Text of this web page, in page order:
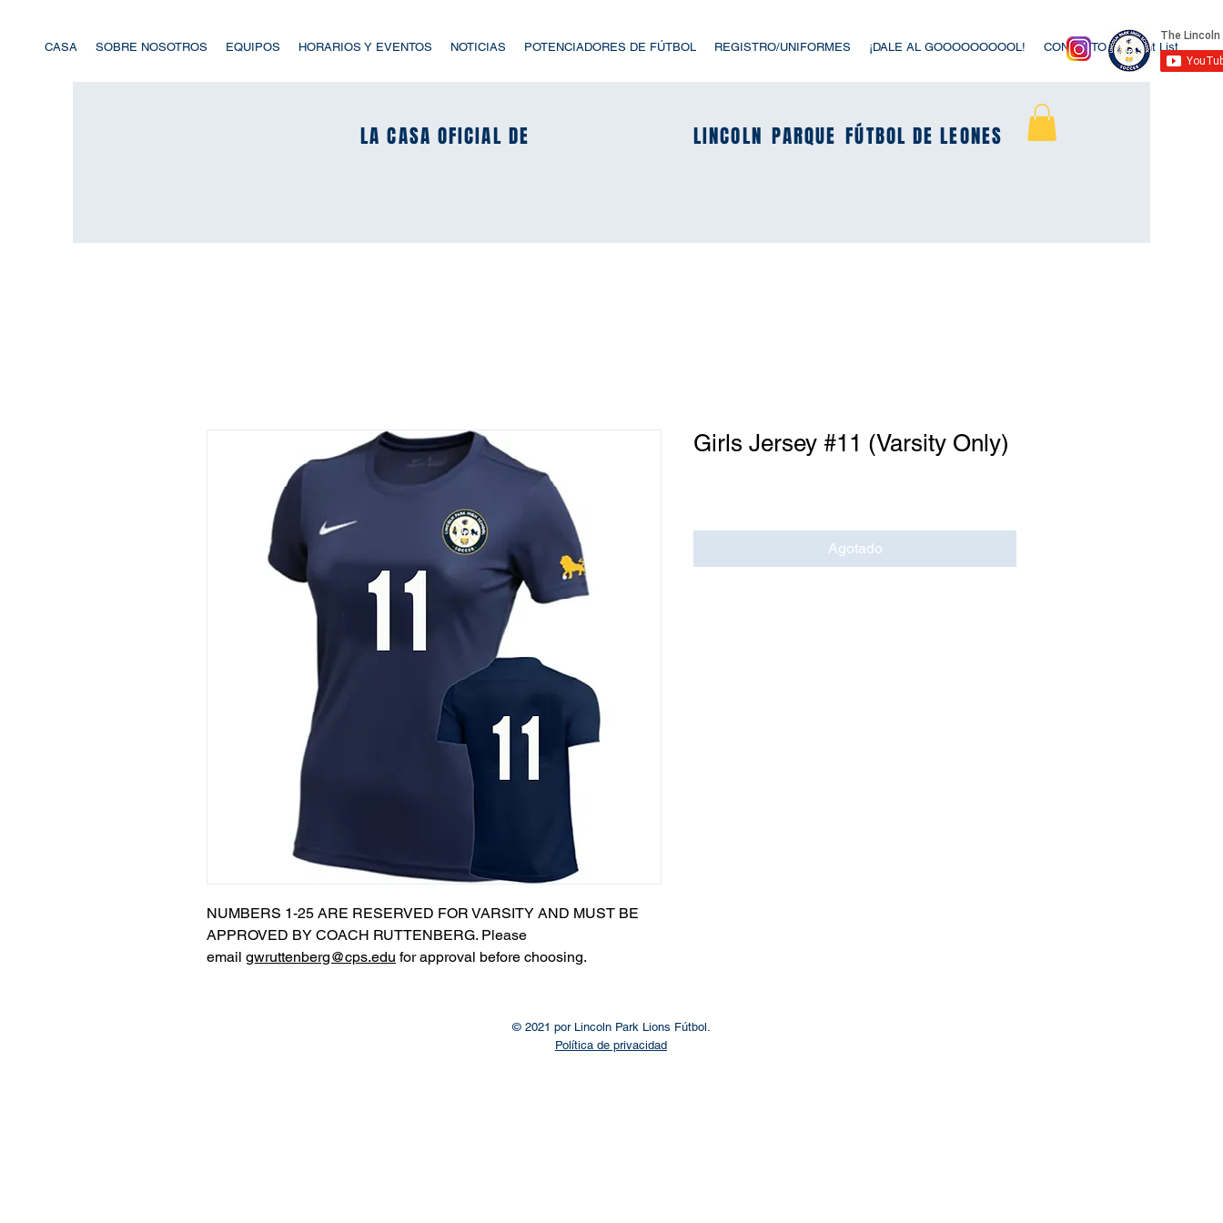
CASA SOBRE NOSOTROS EQUIPOS HORARIOS Y EVENTOS NOTICIAS POTENCIADORES DE FÚTBOL REGISTRO/UNIFORMES ¡DALE AL GOOOOOOOOOL! CONTACTO Event List
LA CASA OFICIAL DE LINCOLN PARQUE FÚTBOL DE LEONES
LA CASA OFICIAL DE LINCOLN PARQUE FÚTBOL DE LEONES
NUMBERS 1-25 ARE RESERVED FOR VARSITY AND MUST BE
APPROVED BY COACH RUTTENBERG. Please
email gwruttenberg@cps.edu for approval before choosing.​
Girls Jersey #11 (Varsity Only)
Agotado
© 2021 por Lincoln Park Lions Fútbol.
Política de privacidad